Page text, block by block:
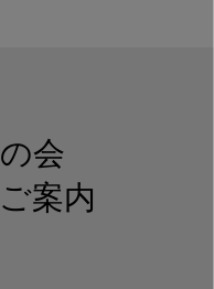
会
案内